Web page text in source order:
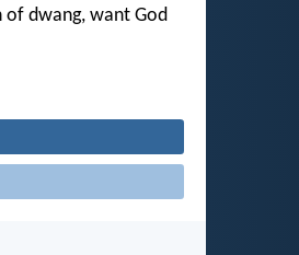
of dwang, want God